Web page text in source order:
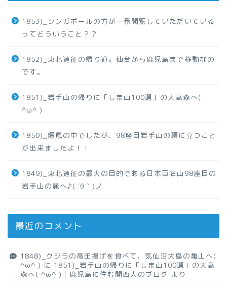
1853)_シンガポールの方が一番閲覧していただいている
ってどういうこと？？
1852)_東北遠征の帰り道。仙台から鹿児島まで移動なの
です。
1851)_岩手山の帰りに「しま山100選」の大高森へ(
^ω^ )
1850)_爆風の中でしたが、98座目岩手山の頂に立つこと
が出来ましたよ！！
1849)_東北遠征の最大の目的である日本百名山98座目の
岩手山の麓へ♪( ´θ｀)ノ
最近のコメント
1848)_クジラの竜田揚げを食べて、気仙沼大島の亀山へ(
^ω^ ) に 1851)_岩手山の帰りに「しま山100選」の大高
森へ( ^ω^ )｜鹿児島に住む関西人のブログ より